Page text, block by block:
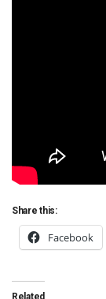
Share this:
Facebook